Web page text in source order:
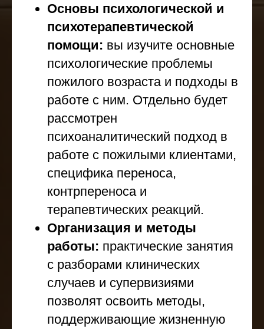
Основы психологической и
психотерапевтической
помощи: вы изучите основные
психологические проблемы
пожилого возраста и подходы в
работе с ним. Отдельно будет
рассмотрен
психоаналитический подход в
работе с пожилыми клиентами,
специфика переноса,
контрпереноса и
терапевтических реакций.
Организация и методы
работы: практические занятия
с разборами клинических
случаев и супервизиями
позволят освоить методы,
поддерживающие жизненную